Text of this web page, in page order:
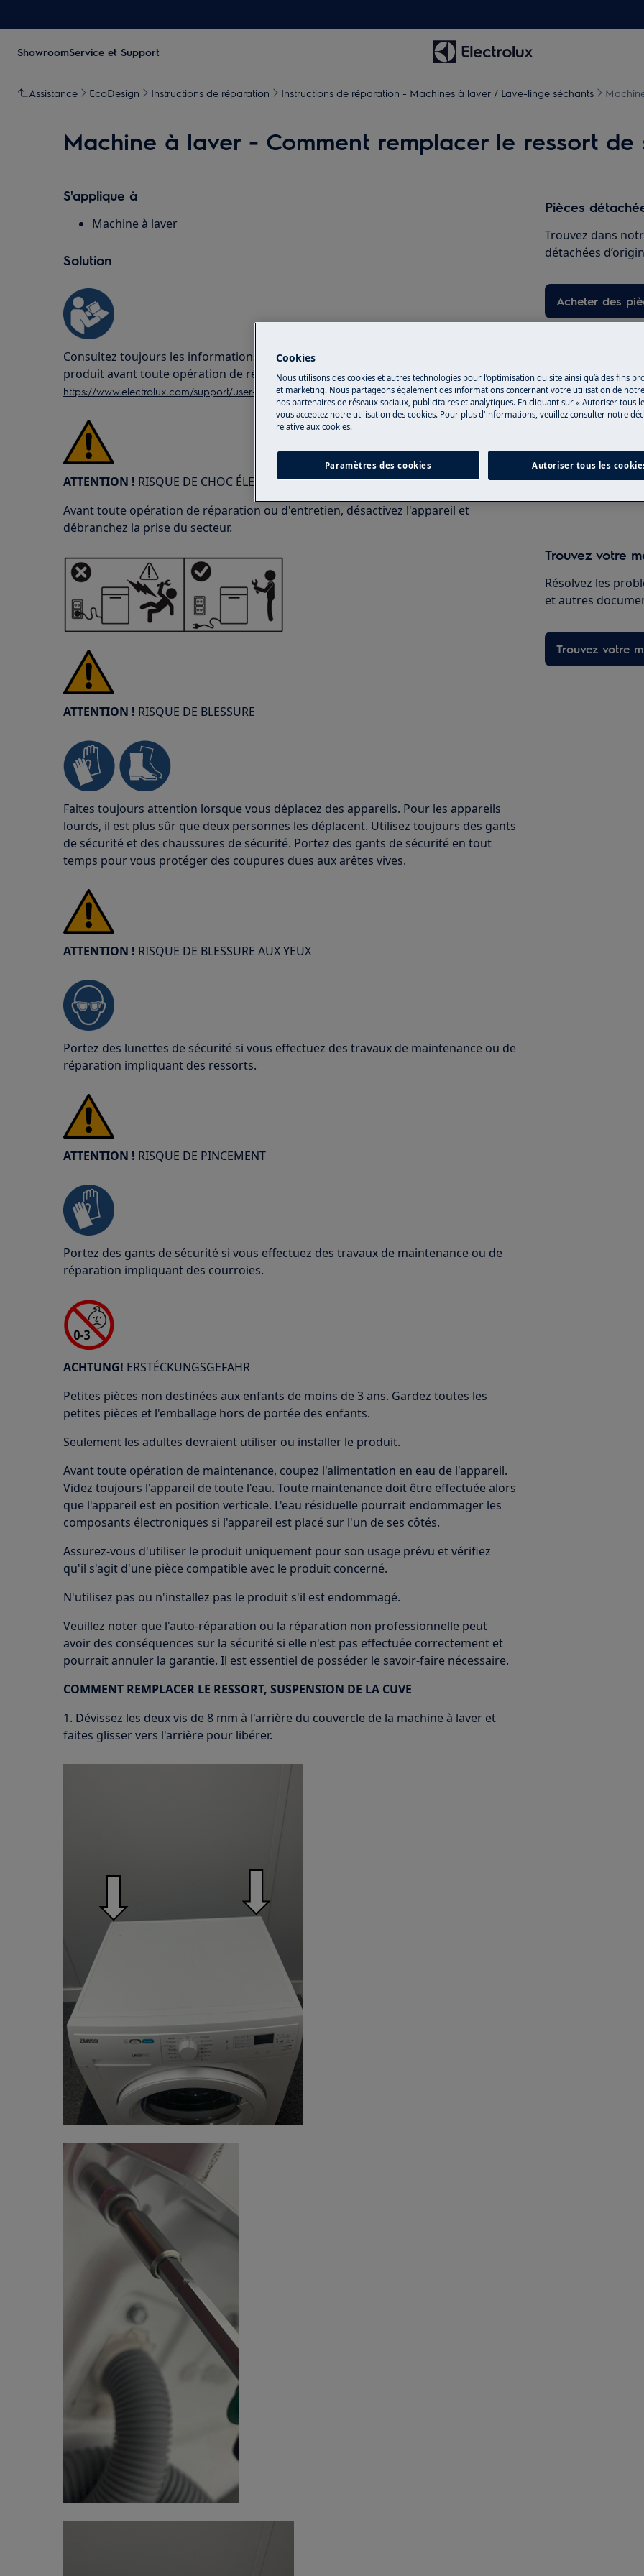
ShowroomService et Support
Assistance EcoDesign Instructions de réparation Instructions de réparation - Machines à laver / Lave-linge séchants
Machine à laver - Comment remplacer le ressort de
S'applique à
Machine à laver
Solution
Consultez toujours les informations de sécurité du manuel d'utilisation de votre
produit avant toute opération de réparation ou de maintenance.
https://www.electrolux.com/support/user-manuals/
ATTENTION ! RISQUE DE CHOC ÉLECTRIQUE
Avant toute opération de réparation ou d'entretien, désactivez l'appareil et
débranchez la prise du secteur.
ATTENTION ! RISQUE DE BLESSURE
Faites toujours attention lorsque vous déplacez des appareils. Pour les appareils
lourds, il est plus sûr que deux personnes les déplacent. Utilisez toujours des gants
de sécurité et des chaussures de sécurité. Portez des gants de sécurité en tout
temps pour vous protéger des coupures dues aux arêtes vives.
ATTENTION ! RISQUE DE BLESSURE AUX YEUX
Portez des lunettes de sécurité si vous effectuez des travaux de maintenance ou de
réparation impliquant des ressorts.
ATTENTION ! RISQUE DE PINCEMENT
Portez des gants de sécurité si vous effectuez des travaux de maintenance ou de
réparation impliquant des courroies.
ACHTUNG! ERSTÉCKUNGSGEFAHR
Petites pièces non destinées aux enfants de moins de 3 ans. Gardez toutes les
petites pièces et l'emballage hors de portée des enfants.
Seulement les adultes devraient utiliser ou installer le produit.
Avant toute opération de maintenance, coupez l'alimentation en eau de l'appareil.
Videz toujours l'appareil de toute l'eau. Toute maintenance doit être effectuée alors
que l'appareil est en position verticale. L'eau résiduelle pourrait endommager les
composants électroniques si l'appareil est placé sur l'un de ses côtés.
Assurez-vous d'utiliser le produit uniquement pour son usage prévu et vérifiez
qu'il s'agit d'une pièce compatible avec le produit concerné.
N'utilisez pas ou n'installez pas le produit s'il est endommagé.
Veuillez noter que l'auto-réparation ou la réparation non professionnelle peut
avoir des conséquences sur la sécurité si elle n'est pas effectuée correctement et
pourrait annuler la garantie. Il est essentiel de posséder le savoir-faire nécessaire.
COMMENT REMPLACER LE RESSORT, SUSPENSION DE LA CUVE
1. Dévissez les deux vis de 8 mm à l'arrière du couvercle de la machine à laver et
faites glisser vers l'arrière pour libérer.
Pièces
Trouvez dans
détachées
Acheter des
Réparation par
Fixez un rendez-
qualifiés
qualités
Réserver une
Trouvez votre
Résolvez les
et autres
Trouvez votre
Cookies
Nous utilisons des cookies et autres technologies pour l’optimisation du site ainsi qu’à des fins
et marketing. Nous partageons également des informations concernant votre utilisation de
nos partenaires de réseaux sociaux, publicitaires et analytiques. En cliquant sur « Autoriser tous
vous acceptez notre utilisation des cookies. Pour plus d'informations, veuillez consulter notre
relative aux cookies.
Paramètres des cookies Autoriser tous les